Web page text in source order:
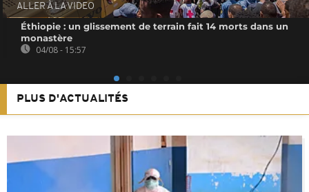
ALLER À LA VIDEO
Éthiopie : un glissement de terrain fait 14 morts dans un
monastère
04/08 - 15:57
PLUS D'ACTUALITÉS